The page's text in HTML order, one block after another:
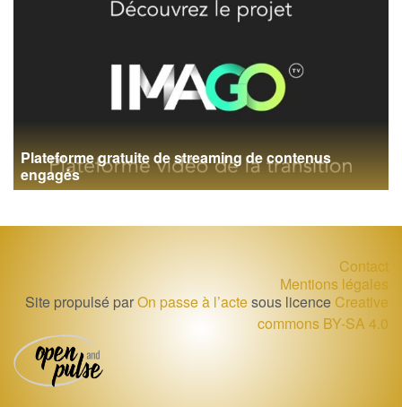
Plateforme gratuite de streaming de contenus
engagés
Contact
Mentions légales
Site propulsé parOn passe à l’actesous licence Creative
commons BY-SA 4.0